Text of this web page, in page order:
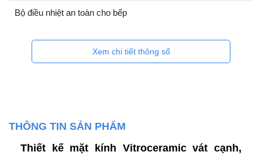
Bộ điều nhiệt an toàn cho bếp
Xem chi tiết thông số
THÔNG TIN SẢN PHẨM
Thiết kế mặt kính Vitroceramic vát cạnh,